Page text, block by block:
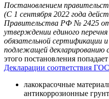
Постановлением
(С 1 сентября 2022 года
Правительства РФ № 2425
утверждении единого
обязательной сертификации и
подлежащей декларированию
этого постановления
Декларации соответствия
лакокрасочные
антикоррозионные